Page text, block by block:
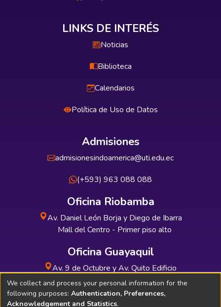
LINKS DE INTERÉS
Noticias
Biblioteca
Calendarios
Política de Uso de Datos
Admisiones
admisionesindoamerica@uti.edu.ec
(+593) 963 088 088
Oficina Riobamba
Av. Daniel León Borja y Diego de Ibarra
Mall del Centro - Primer piso alto
Oficina Guayaquil
Av. 9 de Octubre y Av. Quito Edificio
INDUAUTO - Planta baja
We collect and process your personal information for the
following purposes: Authentication, Preferences,
Acknowledgement and Statistics.